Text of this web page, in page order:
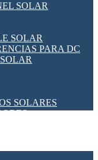
SOLAR
SOLAR
PARA DC
SOLARES